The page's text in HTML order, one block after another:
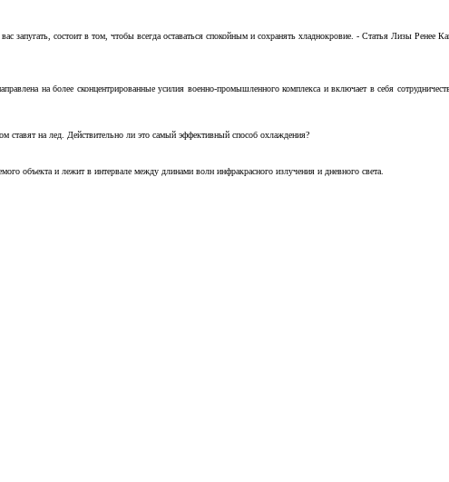
запугать, состоит в том, чтобы всегда оставаться спокойным и сохранять хладнокровие. - Статья Лизы Ренее
на более сконцентрированные усилия военно-промышленного комплекса и включает в себя
на лед. Действительно ли это самый эффективный способ охлаждения?
объекта и лежит в интервале между длинами волн инфракрасного излучения и дневного света.